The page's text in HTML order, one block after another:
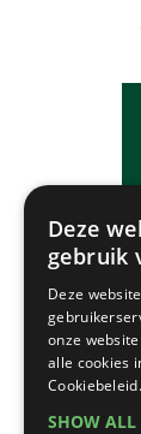
Deze
gebruik
Deze
onze
alle cookies
Cookiebeleid.
SHOW ALL